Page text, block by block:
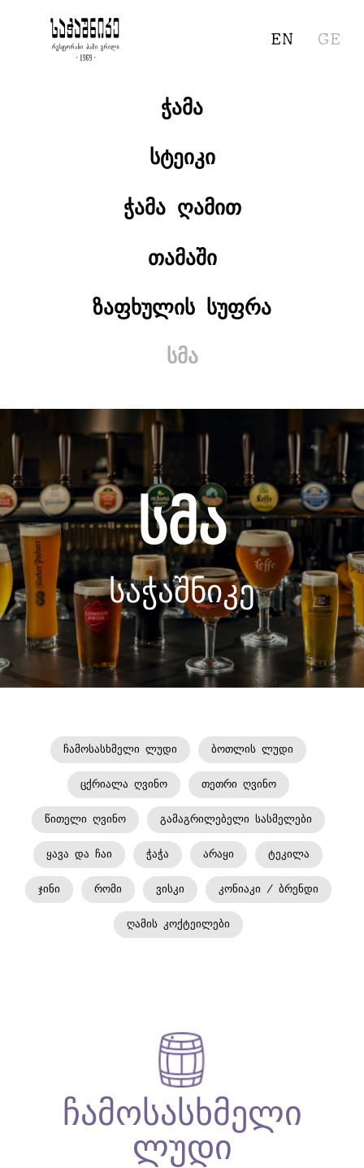
ᲖᲐᲤᲮᲣᲚᲘᲡ ᲡᲣᲤᲠᲐ
ᲭᲐᲛᲐ ᲦᲐᲛᲘᲗ
ᲡᲐᲭᲐᲨᲜᲘᲙᲔ
ᲩᲐᲛᲝᲡᲐᲡᲮᲛᲔᲚᲘ ᲚᲣᲓᲘ ᲑᲝᲗᲚᲘᲡ ᲚᲣᲓᲘ
ᲪᲥᲠᲘᲐᲚᲐ ᲦᲕᲘᲜᲝ ᲗᲔᲗᲠᲘ ᲦᲕᲘᲜᲝ
ᲬᲘᲗᲔᲚᲘ ᲦᲕᲘᲜᲝ ᲒᲐᲛᲐᲒᲠᲘᲚᲔᲑᲔᲚᲘ ᲡᲐᲡᲛᲔᲚᲔᲑᲘ
ᲧᲐᲕᲐ ᲓᲐ ᲩᲐᲘ ᲭᲐᲭᲐ ᲐᲠᲐᲧᲘ ᲢᲔᲙᲘᲚᲐ
ᲯᲘᲜᲘ ᲠᲝᲛᲘ ᲕᲘᲡᲙᲘ ᲙᲝᲜᲘᲐᲙᲘ / ᲑᲠᲔᲜᲓᲘ
ᲦᲐᲛᲘᲡ ᲙᲝᲥᲢᲔᲘᲚᲔᲑᲘ
ᲩᲐᲛᲝᲡᲐᲡᲮᲛᲔᲚᲘ
ᲚᲣᲓᲘ
(0.33 / 0.5 / 3Ლ / 5Ლ)